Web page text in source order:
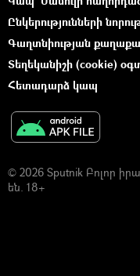
Ընկերությունների
Գաղտնիության
Տեղեկանիշի (cookie)
Հետադարձ կապ
© 2026 Sputnik Բոլոր
են. 18+